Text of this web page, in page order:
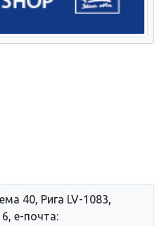
40, Рига LV-1083,
е-почта: